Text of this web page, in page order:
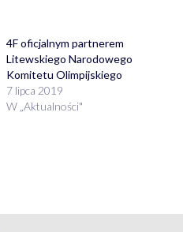
4F oficjalnym partnerem
Litewskiego Narodowego
Komitetu Olimpijskiego
7 lipca 2019
W „Aktualności"